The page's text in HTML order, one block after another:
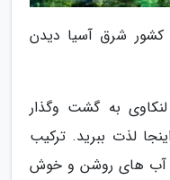
کشور شرق آسیا دیدن
به گشت وگذار
لذت ببرید. ترکیب
آب های روشن و خوش